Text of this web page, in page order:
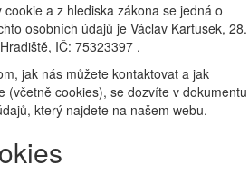
a z hlediska zákona se jedná o
osobních údajů je Václav Kartusek, 28.
IČ: 75323397 .
jak nás můžete kontaktovat a jak
(včetně cookies), se dozvíte v dokumentu
který najdete na našem webu.